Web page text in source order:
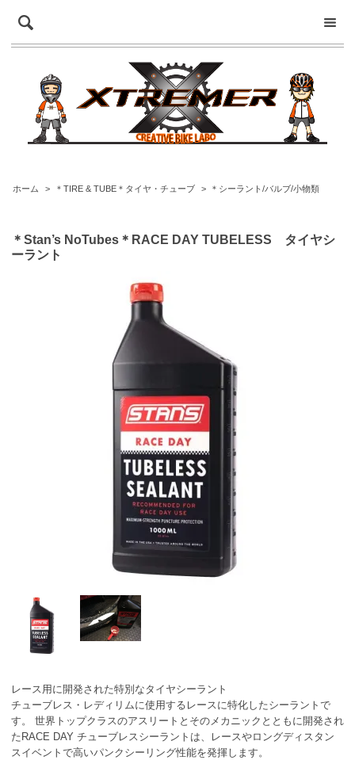
ホーム > ＊TIRE & TUBE＊タイヤ・チューブ > ＊シーラント/バルブ/小物類
＊Stan’s NoTubes＊RACE DAY TUBELESS タイヤシ
ーラント
レース用に開発された特別なタイヤシーラント
チューブレス・レディリムに使用するレースに特化したシーラントで
す。 世界トップクラスのアスリートとそのメカニックとともに開発され
たRACE DAY チューブレスシーラントは、レースやロングディスタン
スイベントで高いパンクシーリング性能を発揮します。